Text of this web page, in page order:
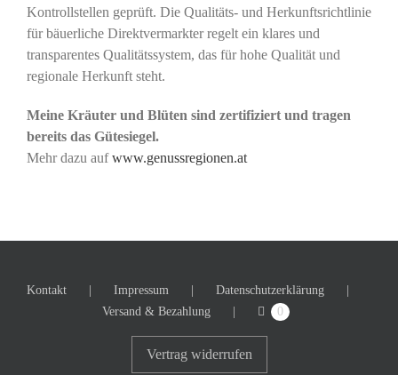
Kontrollstellen geprüft. Die Qualitäts- und Herkunftsrichtlinie
für bäuerliche Direktvermarkter regelt ein klares und
transparentes Qualitätssystem, das für hohe Qualität und
regionale Herkunft steht.
Meine Kräuter und Blüten sind zertifiziert und tragen
bereits das Gütesiegel.
Mehr dazu aufwww.genussregionen.at
Kontakt Impressum
Datenschutzerklärung
Versand & Bezahlung
0
Vertrag widerrufen